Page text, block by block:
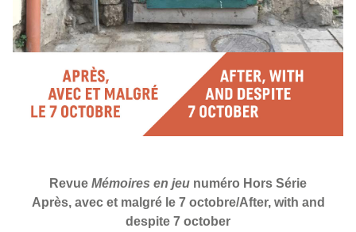
Revue Mémoires en jeu numéro Hors Série
Après, avec et malgré le 7 octobre/After, with and
despite 7 october